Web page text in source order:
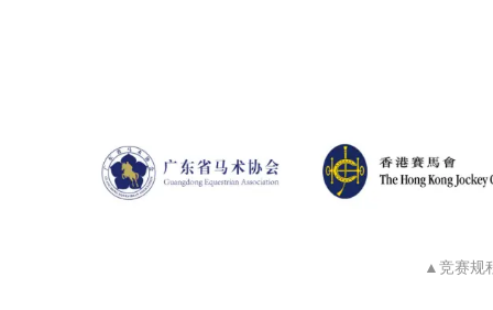
▲竞赛规